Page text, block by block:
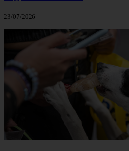
23/07/2026